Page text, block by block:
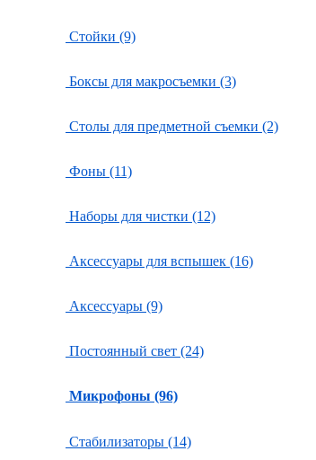
Стойки (9)
Боксы для макросъемки (3)
Столы для предметной съемки (2)
Фоны (11)
Наборы для чистки (12)
Аксессуары для вспышек (16)
Аксессуары (9)
Постоянный свет (24)
Микрофоны (96)
Стабилизаторы (14)